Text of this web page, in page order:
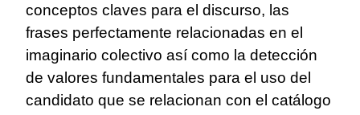
conceptos claves para el discurso, las
frases perfectamente relacionadas en el
imaginario colectivo así como la detección
de valores fundamentales para el uso del
candidato que se relacionan con el catálogo